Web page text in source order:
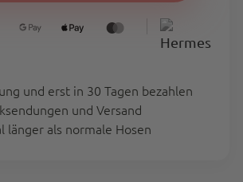
36
und erst in 30 Tagen bezahlen
und Versand
länger als normale Hosen